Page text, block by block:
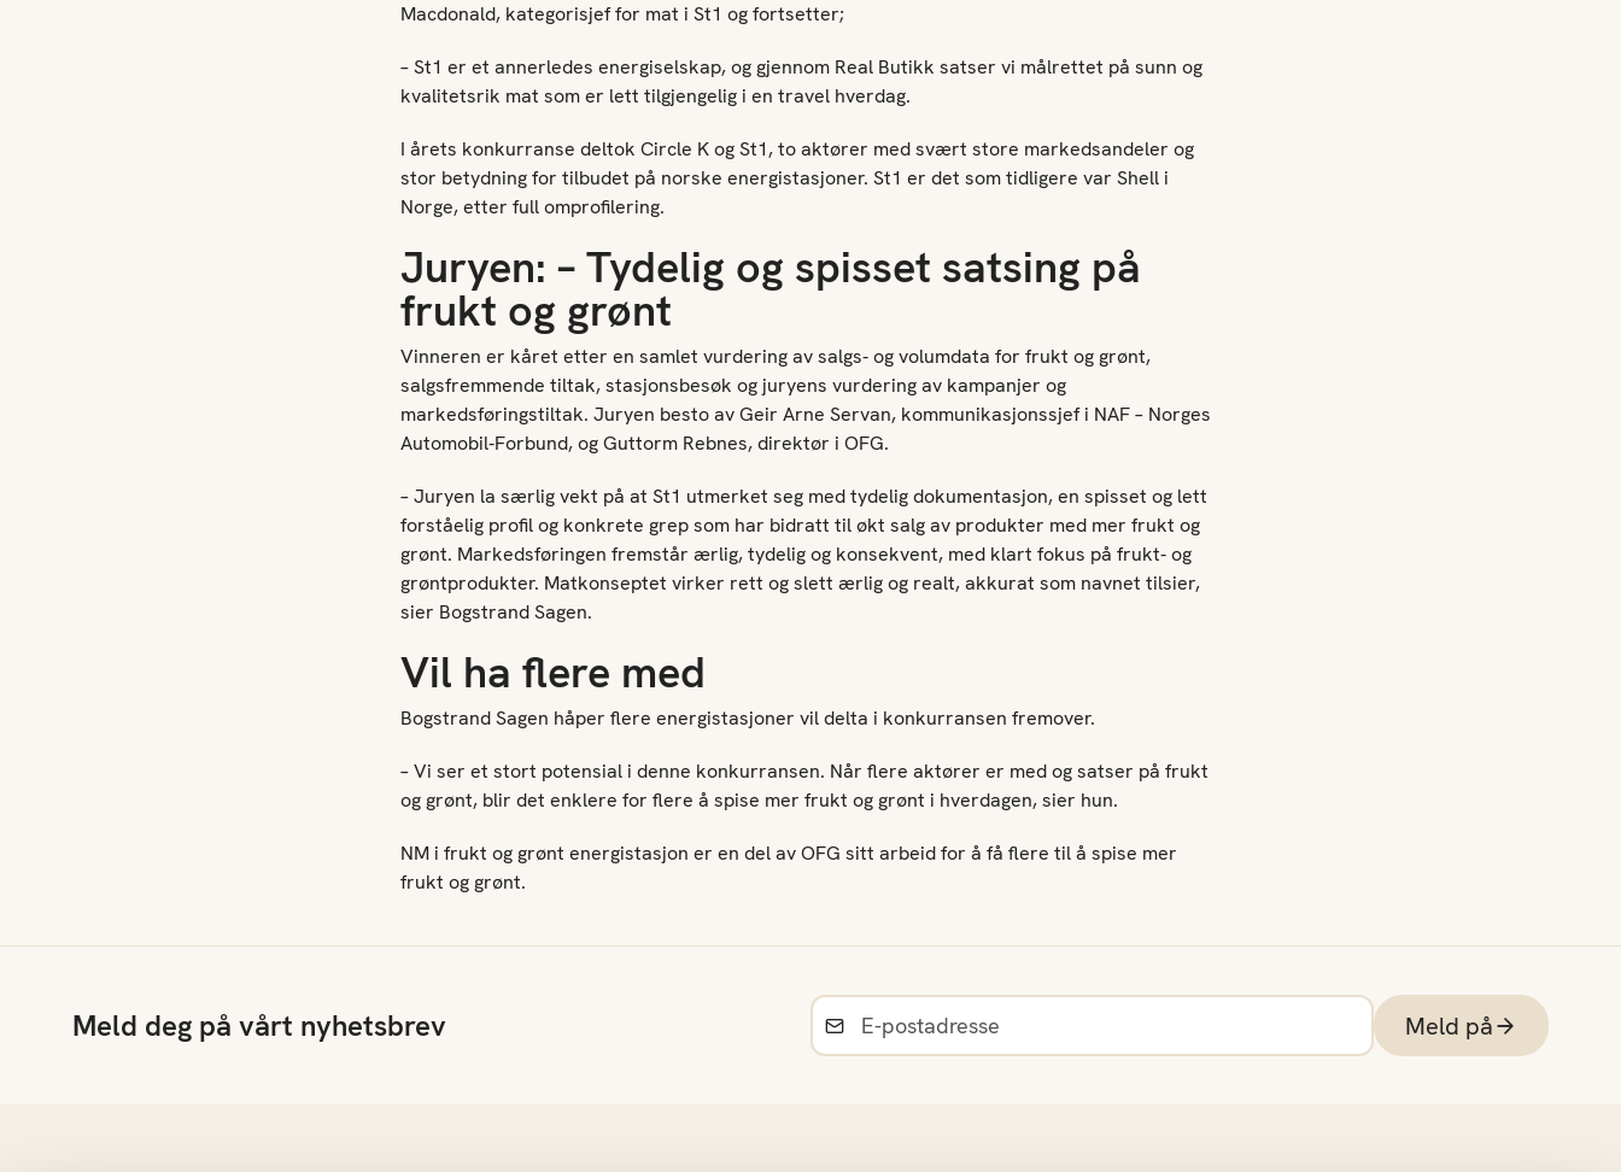
Macdonald, kategorisjef for mat i St1 og fortsetter;
– St1 er et annerledes energiselskap, og gjennom Real Butikk satser vi målrettet på sunn og
kvalitetsrik mat som er lett tilgjengelig i en travel hverdag.
I årets konkurranse deltok Circle K og St1, to aktører med svært store markedsandeler og
stor betydning for tilbudet på norske energistasjoner. St1 er det som tidligere var Shell i
Norge, etter full omprofilering.
Juryen: – Tydelig og spisset satsing på
frukt og grønt
Vinneren er kåret etter en samlet vurdering av salgs- og volumdata for frukt og grønt,
salgsfremmende tiltak, stasjonsbesøk og juryens vurdering av kampanjer og
markedsføringstiltak. Juryen besto av Geir Arne Servan, kommunikasjonssjef i NAF – Norges
Automobil-Forbund, og Guttorm Rebnes, direktør i OFG.
– Juryen la særlig vekt på at St1 utmerket seg med tydelig dokumentasjon, en spisset og lett
forståelig profil og konkrete grep som har bidratt til økt salg av produkter med mer frukt og
grønt. Markedsføringen fremstår ærlig, tydelig og konsekvent, med klart fokus på frukt- og
grøntprodukter. Matkonseptet virker rett og slett ærlig og realt, akkurat som navnet tilsier,
sier Bogstrand Sagen.
Vil ha flere med
Bogstrand Sagen håper flere energistasjoner vil delta i konkurransen fremover.
– Vi ser et stort potensial i denne konkurransen. Når flere aktører er med og satser på frukt
og grønt, blir det enklere for flere å spise mer frukt og grønt i hverdagen, sier hun.
NM i frukt og grønt energistasjon er en del av OFG sitt arbeid for å få flere til å spise mer
frukt og grønt.
Meld deg på vårt nyhetsbrev Meld på